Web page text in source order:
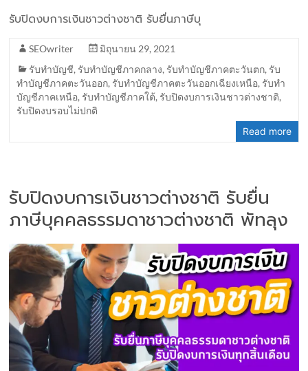
รับปิดงบการเงินชาวต่างชาติ รับยื่นภาษีบุ
SEOwriter
มิถุนายน 29, 2021
รับทำบัญชี, รับทำบัญชีภาคกลาง, รับทำบัญชีภาคตะวันตก, รับ
ทำบัญชีภาคตะวันออก, รับทำบัญชีภาคตะวันออกเฉียงเหนือ, รับทำ
บัญชีภาคเหนือ, รับทำบัญชีภาคใต้, รับปิดงบการเงินชาวต่างชาติ,
รับปิดงบรอบไม่ปกติ
Read more
รับปิดงบการเงินชาวต่างชาติ รับยื่น
ภาษีบุคคลธรรมดาชาวต่างชาติ พัทลุง